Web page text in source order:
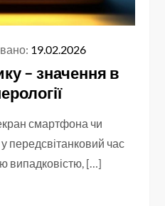
19.02.2026
– значення в
смартфона чи
передсвітанковий час
випадковістю, […]